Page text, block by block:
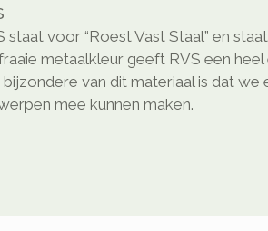
staat voor “Roest Vast Staal” en
metaalkleur geeft RVS een
van dit materiaal is dat
mee kunnen maken.